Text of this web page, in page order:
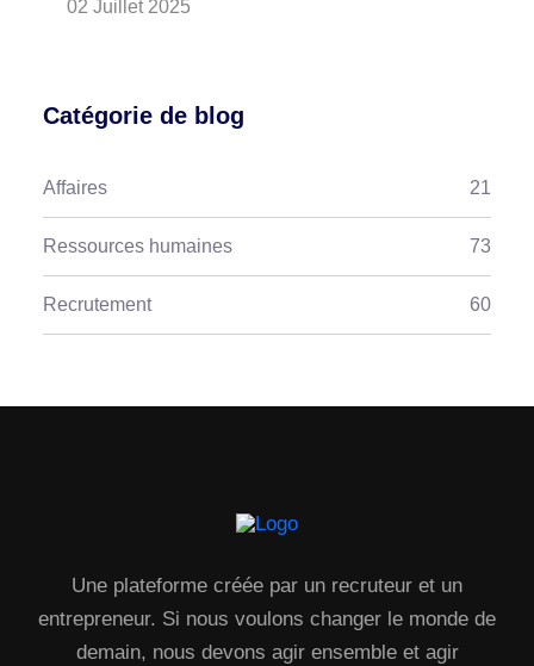
02 Juillet 2025
Catégorie de blog
Affaires 21
Ressources humaines 73
Recrutement 60
Une plateforme créée par un recruteur et un
entrepreneur. Si nous voulons changer le monde de
demain, nous devons agir ensemble et agir